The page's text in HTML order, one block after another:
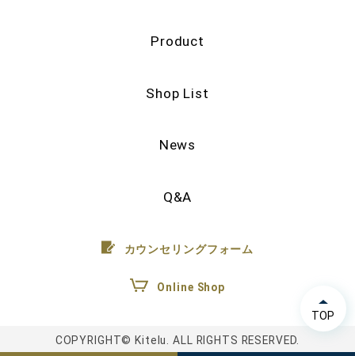
TOP
Product
Shop List
News
Q&A
カウンセリングフォーム
Online Shop
COPYRIGHT© Kitelu. ALL RIGHTS RESERVED.